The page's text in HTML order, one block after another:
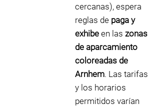
cercanas), espera
reglas de paga y
exhibe en las zonas
de aparcamiento
coloreadas de
Arnhem. Las tarifas
y los horarios
permitidos varían